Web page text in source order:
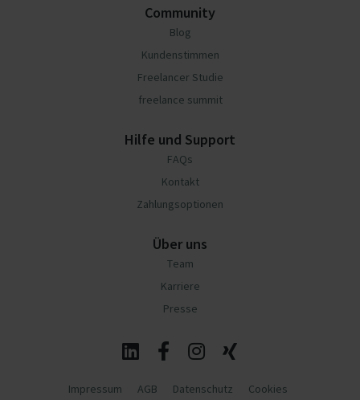
Community
Blog
Kundenstimmen
Freelancer Studie
freelance summit
Hilfe und Support
FAQs
Kontakt
Zahlungsoptionen
Über uns
Team
Karriere
Presse
Impressum AGB Datenschutz Cookies